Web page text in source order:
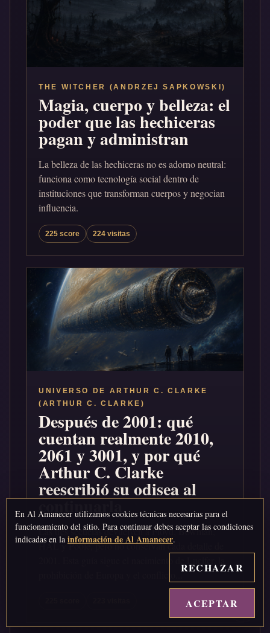
THE WITCHER (ANDRZEJ SAPKOWSKI)
Magia, cuerpo y belleza: el
poder que las hechiceras
pagan y administran
La belleza de las hechiceras no es adorno neutral:
funciona como tecnología social dentro de
instituciones que transforman cuerpos y negocian
influencia.
225 score 224 visitas
UNIVERSO DE ARTHUR C. CLARKE
(ARTHUR C. CLARKE)
Después de 2001: qué
cuentan realmente 2010,
2061 y 3001, y por qué
Arthur C. Clarke
reescribió su odisea al
continuarla
Las tres secuelas devuelven a Floyd, Bowman,
HAL y Poole, pero no conservan cada detalle de
prohibición de Europa y el conflicto...
En Al Amanecer utilizamos cookies técnicas necesarias para el
funcionamiento del sitio. Para continuar debes aceptar las condiciones
indicadas en la información de Al Amanecer.
RECHAZAR
ACEPTAR